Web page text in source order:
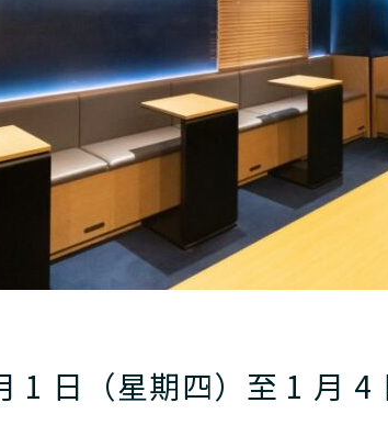
1 日（星期四）至 1 月 4